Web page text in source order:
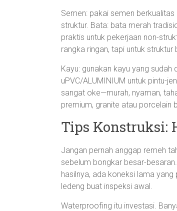
Semen: pakai semen
struktur. Bata: bata merah
praktis untuk pekerjaan non-
rangka ringan, tapi untuk
Kayu: gunakan kayu yang
uPVC/ALUMINIUM untuk pintu-
sangat oke—murah, nyaman,
premium, granite atau porcelain
Tips Konstruksi:
Jangan pernah anggap remeh
sebelum bongkar besar-
hasilnya, ada koneksi lama
ledeng buat inspeksi awal.
Waterproofing itu investasi.